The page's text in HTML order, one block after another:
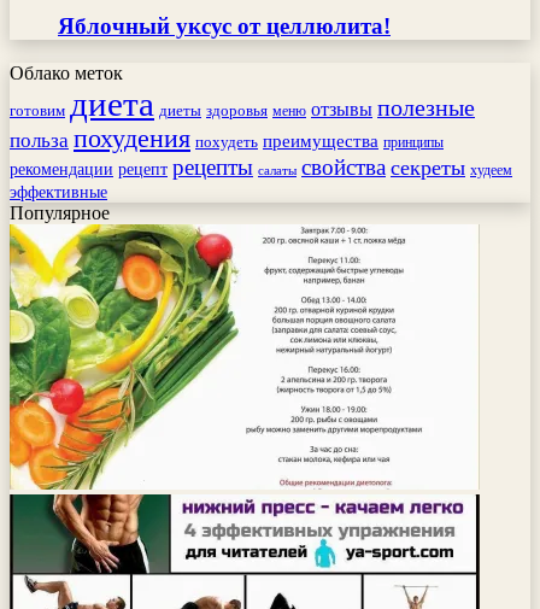
Яблочный уксус от целлюлита!
Облако меток
готовим диета диеты здоровья меню отзывы полезные
польза похудения похудеть преимущества принципы
рекомендации рецепт рецепты салаты свойства секреты худеем
эффективные
Популярное